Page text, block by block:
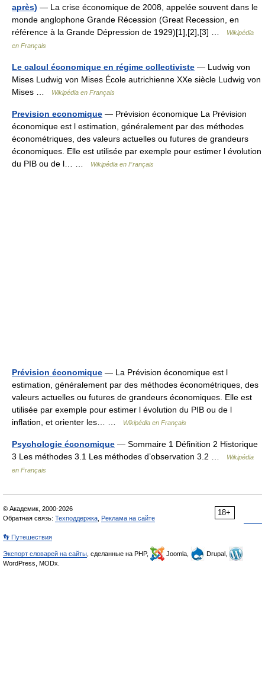
après) — La crise économique de 2008, appelée souvent dans le
monde anglophone Grande Récession (Great Recession, en
référence à la Grande Dépression de 1929)[1],[2],[3] …
Wikipédia
en Français
Le calcul économique en régime collectiviste — Ludwig von
Mises Ludwig von Mises École autrichienne XXe siècle Ludwig von
Mises …
Wikipédia en Français
Prevision economique — Prévision économique La Prévision
économique est l estimation, généralement par des méthodes
économétriques, des valeurs actuelles ou futures de grandeurs
économiques. Elle est utilisée par exemple pour estimer l évolution
du PIB ou de l… …
Wikipédia en Français
Prévision économique — La Prévision économique est l
estimation, généralement par des méthodes économétriques, des
valeurs actuelles ou futures de grandeurs économiques. Elle est
utilisée par exemple pour estimer l évolution du PIB ou de l
inflation, et orienter les… …
Wikipédia en Français
Psychologie économique — Sommaire 1 Définition 2 Historique
3 Les méthodes 3.1 Les méthodes d’observation 3.2 …
Wikipédia
en Français
18+
© Академик, 2000-2026
Обратная связь: Техподдержка Реклама на сайте
👣 Путешествия
Экспорт словарей на сайты , сделанные на PHP, Joomla,
Drupal,
WordPress, MODx.